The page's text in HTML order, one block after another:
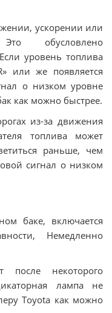
ускорении или
обусловлено
уровень топлива
или же появляется
о низком уровне
как можно быстрее.
из-за движения
топлива может
раньше, чем
сигнал о низком
баке, включается
Немедленно
после некоторого
лампа не
Toyota как можно